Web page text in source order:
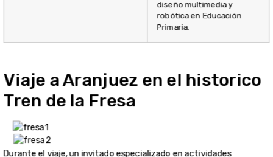
diseño multimedia y
robótica en Educación
Primaria.
Viaje a Aranjuez en el historico
Tren de la Fresa
Durante el viaje, un invitado especializado en actividades